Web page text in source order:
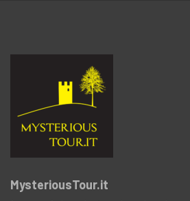
MysteriousTour.it